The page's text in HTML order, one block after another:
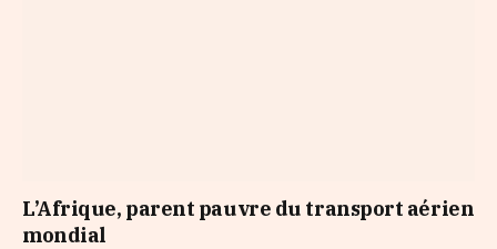
L’Afrique, parent pauvre du transport aérien
mondial